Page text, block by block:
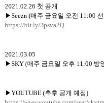
2021.02.26 첫 공개
▶Seezn (매주 금요일 오전 11:00
https://bit.ly/3psva2Q
2021.03.05
▶SKY (매주 금요일 오후 11:00 방
▶YOUTUBE (추후 공개 예정)